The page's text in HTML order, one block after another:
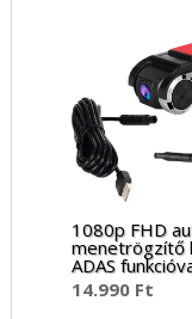
1080p FHD
menetrögzítő
ADAS
14.990 Ft